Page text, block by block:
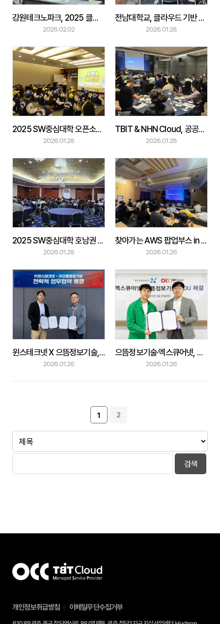
강원테크노파크, 2025 클라우드·가명정보 세미나 성료
2026.02.02
전남대학교, 클라우드 기반 생성형 AI 서비스 개발 경진대회 개최
2026.01.28
2025 SW중심대학 오픈소스 아이디어 경진대회
2026.01.28
TBIT & NHN Cloud, 공공기관 VIP 세미나 성료
2026.01.28
2025 SW중심대학 호남권 LLM 해커톤 경진대회 성료
2026.01.28
찾아가는 AWS 팝업부스 in 대전
2026.01.26
윈스테크넷 X 으뜸정보기술, 클라우드 보안과 운영의 미래를 함께 그리다!
2026.01.26
으뜸정보기술·엑스큐어넷, 클라우드 SaaS 사업 협력 MOU
2026.01.26
1 2
검색
개인정보취급방침 이메일무단수집거부